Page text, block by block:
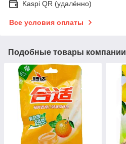
Kaspi QR (удалённо)
Все условия оплаты
Подобные товары компании